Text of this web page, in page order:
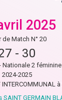
2025
de Match N° 20
- 30
Nationale 2 féminine
2024-2025
INTERCOMMUNAL
SAINT GERMAIN